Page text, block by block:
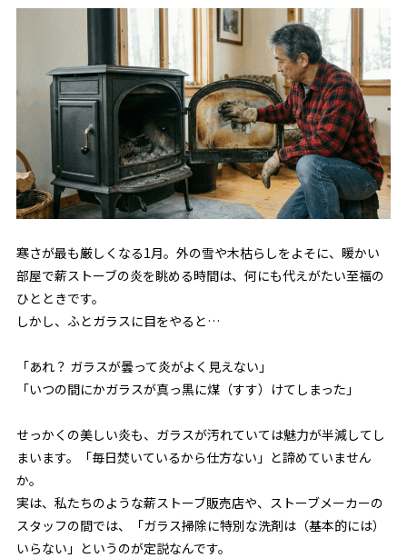
寒さが最も厳しくなる1月。外の雪や木枯らしをよそに、暖かい
部屋で薪ストーブの炎を眺める時間は、何にも代えがたい至福の
ひとときです。
しかし、ふとガラスに目をやると…
「あれ？ ガラスが曇って炎がよく見えない」
「いつの間にかガラスが真っ黒に煤（すす）けてしまった」
せっかくの美しい炎も、ガラスが汚れていては魅力が半減してし
まいます。「毎日焚いているから仕方ない」と諦めていません
か。
実は、私たちのような薪ストーブ販売店や、ストーブメーカーの
スタッフの間では、「ガラス掃除に特別な洗剤は（基本的には）
いらない」というのが定説なんです。